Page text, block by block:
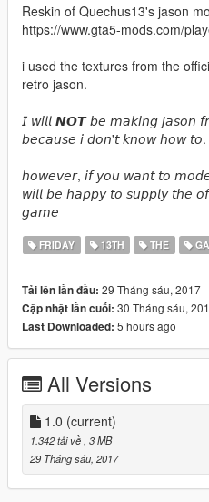
Reskin of Quechus13's jason
https://www.gta5-mods.com/
i used the textures from the
retro jason.
𝘐 𝘸𝘪𝘭𝘭 𝙉𝙊𝙏 𝘣𝘦 𝘮𝘢𝘬𝘪𝘯𝘨 𝘑𝘢𝘴𝘰𝘯
𝘣𝘦𝘤𝘢𝘶𝘴𝘦 𝘪 𝘥𝘰𝘯'𝘵 𝘬𝘯𝘰𝘸 𝘩𝘰𝘸 𝘵𝘰.
𝘩𝘰𝘸𝘦𝘷𝘦𝘳, 𝘪𝘧 𝘺𝘰𝘶 𝘸𝘢𝘯𝘵 𝘵𝘰
𝘸𝘪𝘭𝘭 𝘣𝘦 𝘩𝘢𝘱𝘱𝘺 𝘵𝘰 𝘴𝘶𝘱𝘱𝘭𝘺 𝘵𝘩𝘦
𝘨𝘢𝘮𝘦
FRIDAY 13TH THE
Tải lên lần đầu: 29 Tháng sáu, 2017
Cập nhật lần cuối: 30 Tháng sáu,
Last Downloaded: 5 hours ago
All Versions
1.0 (current)
1.342 tải về , 3 MB
29 Tháng sáu, 2017